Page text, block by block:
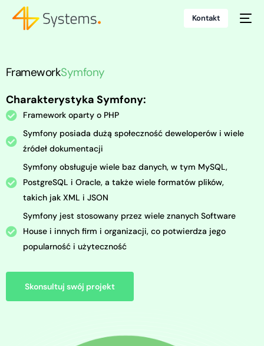
Kontakt
FrameworkSymfony
Charakterystyka Symfony:
Framework oparty o PHP
Symfony posiada dużą społeczność deweloperów i wiele
źródeł dokumentacji
Symfony obsługuje wiele baz danych, w tym MySQL,
PostgreSQL i Oracle, a także wiele formatów plików,
takich jak XML i JSON
Symfony jest stosowany przez wiele znanych Software
House i innych firm i organizacji, co potwierdza jego
popularność i użyteczność
Skonsultuj swój projekt